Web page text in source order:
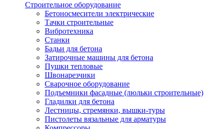
Строительное оборудование
Бетоносмесители электрические
Тачки строительные
Вибротехника
Станки
Бадьи для бетона
Затирочные машины для бетона
Пушки тепловые
Швонарезчики
Сварочное оборудование
Подъемники фасадные (люльки строительные)
Гладилки для бетона
Лестницы, стремянки, вышки-туры
Пистолеты вязальные для арматуры